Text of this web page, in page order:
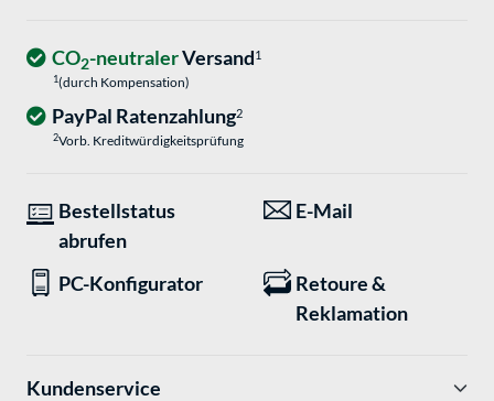
CO2-neutralerVersand1
1(durch Kompensation)
PayPal Ratenzahlung2
2Vorb. Kreditwürdigkeitsprüfung
Bestellstatus
abrufen
E-Mail
PC-Konfigurator
Retoure &
Reklamation
Kundenservice